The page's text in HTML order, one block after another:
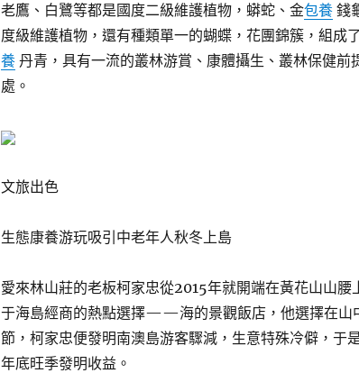
老鷹、白鷺等都是國度二級維護植物，蟒蛇、金包養錢
度級維護植物，還有種類單一的蝴蝶，花團錦簇，組成
養丹青，具有一流的叢林游賞、康體攝生、叢林保健前
處。
文旅出色
生態康養游玩吸引中老年人秋冬上島
愛來林山莊的老板柯家忠從2015年就開端在黃花山山腰
于海島經商的熱點選擇——海的景觀飯店，他選擇在山
節，柯家忠便發明南澳島游客驟減，生意特殊冷僻，于
年底旺季發明收益。